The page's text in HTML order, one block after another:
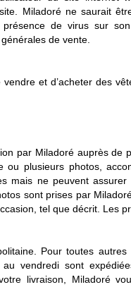
Miladoré ne saurait
de virus sur
de vente.
et d’acheter des
par Miladoré auprès de
plusieurs photos,
mais ne peuvent
sont prises par
tel que décrit. Les
Pour toutes
vendredi sont
livraison, Miladoré